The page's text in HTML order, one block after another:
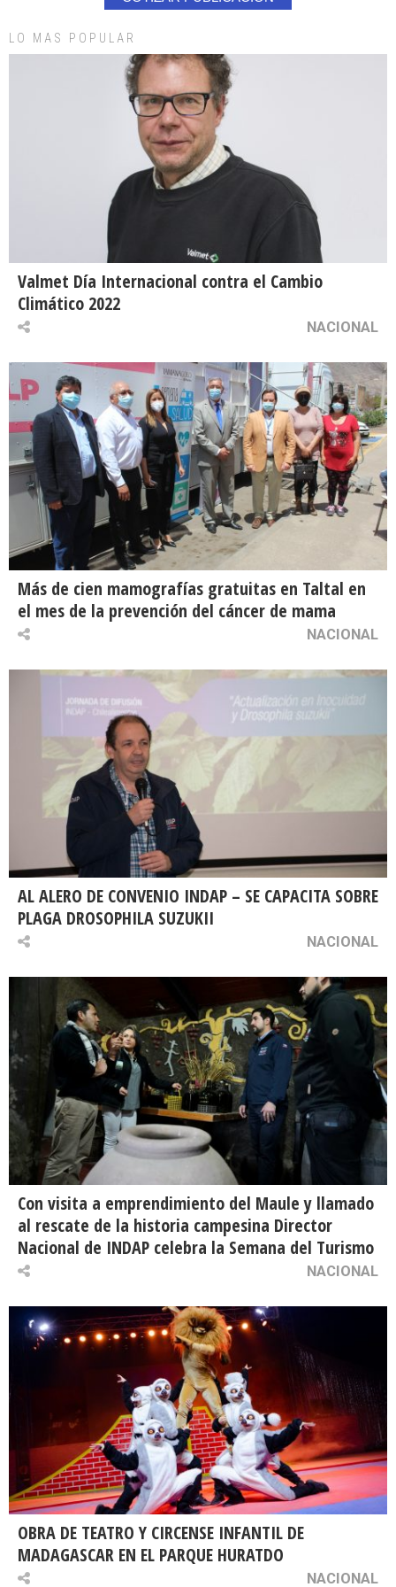
LO MAS POPULAR
Valmet Día Internacional contra el Cambio
Climático 2022
NACIONAL
Más de cien mamografías gratuitas en Taltal en
el mes de la prevención del cáncer de mama
NACIONAL
AL ALERO DE CONVENIO INDAP – SE CAPACITA SOBRE
PLAGA DROSOPHILA SUZUKII
NACIONAL
Con visita a emprendimiento del Maule y llamado
al rescate de la historia campesina Director
Nacional de INDAP celebra la Semana del Turismo
NACIONAL
OBRA DE TEATRO Y CIRCENSE INFANTIL DE
MADAGASCAR EN EL PARQUE HURATDO
NACIONAL